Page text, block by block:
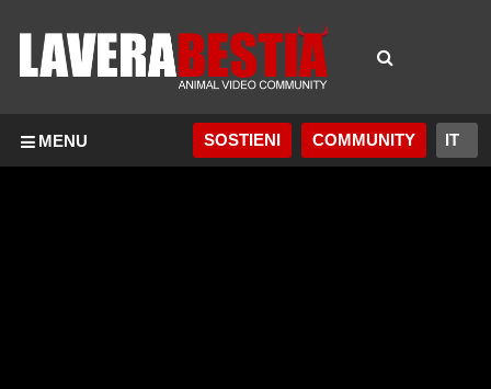
MENU SOSTIENI COMMUNITY